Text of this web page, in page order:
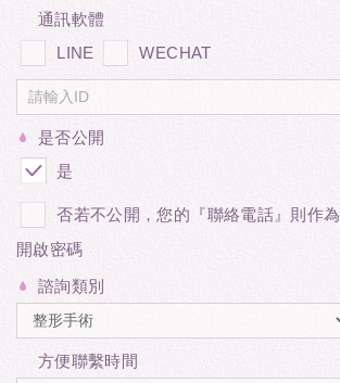
通訊軟體
LINE
WECHAT
是否公開
是
否若不公開，您的『聯絡電話』則作為
開啟密碼
諮詢類別
方便聯繫時間